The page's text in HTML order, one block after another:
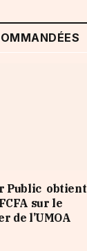
Public obtient
sur le
de l’UMOA